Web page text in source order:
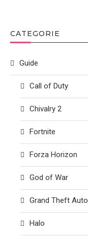
CATEGORIE
Guide
Call of Duty
Chivalry 2
Fortnite
Forza Horizon
God of War
Grand Theft Auto
Halo